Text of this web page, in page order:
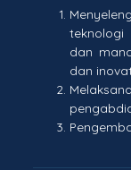
teknologi
dan
dan